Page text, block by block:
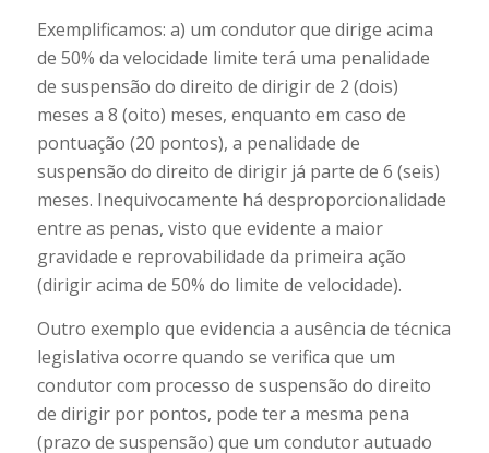
Exemplificamos: a) um condutor que dirige acima
de 50% da velocidade limite terá uma penalidade
de suspensão do direito de dirigir de 2 (dois)
meses a 8 (oito) meses, enquanto em caso de
pontuação (20 pontos), a penalidade de
suspensão do direito de dirigir já parte de 6 (seis)
meses. Inequivocamente há desproporcionalidade
entre as penas, visto que evidente a maior
gravidade e reprovabilidade da primeira ação
(dirigir acima de 50% do limite de velocidade).
Outro exemplo que evidencia a ausência de técnica
legislativa ocorre quando se verifica que um
condutor com processo de suspensão do direito
de dirigir por pontos, pode ter a mesma pena
(prazo de suspensão) que um condutor autuado